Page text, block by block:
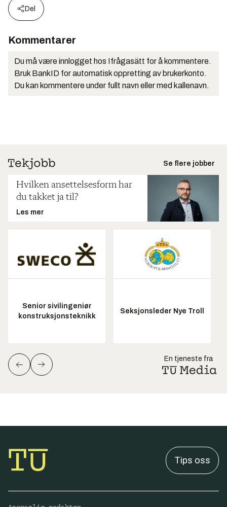
Del
Kommentarer
Du må være innlogget hos Ifrågasätt for å kommentere.
Bruk BankID for automatisk oppretting av brukerkonto.
Du kan kommentere under fullt navn eller med kallenavn.
Se flere jobber
Hvilken ansettelsesform har
du takket ja til?
Les mer
Senior sivilingeniør
konstruksjonsteknikk
Seksjonsleder Nye Troll
En tjeneste fra
Tips oss